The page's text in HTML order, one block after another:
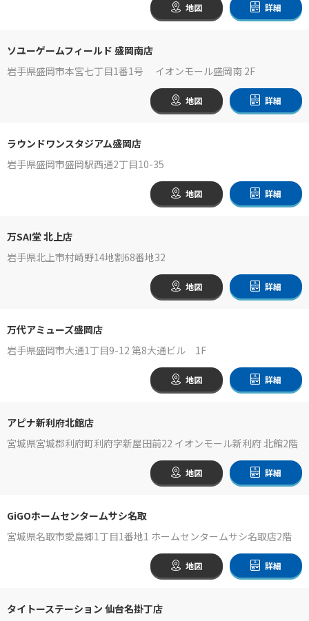
地図 詳細
ソユーゲームフィールド 盛岡南店
岩手県盛岡市本宮七丁目1番1号 イオンモール盛岡南 2F
地図 詳細
ラウンドワンスタジアム盛岡店
岩手県盛岡市盛岡駅西通2丁目10-35
地図 詳細
万SAI堂 北上店
岩手県北上市村崎野14地割68番地32
地図 詳細
万代アミューズ盛岡店
岩手県盛岡市大通1丁目9-12 第8大通ビル 1F
地図 詳細
アピナ新利府北館店
宮城県宮城郡利府町利府字新屋田前22 イオンモール新利府 北館2階
地図 詳細
GiGOホームセンタームサシ名取
宮城県名取市愛島郷1丁目1番地1 ホームセンタームサシ名取店2階
地図 詳細
タイトーステーション 仙台名掛丁店